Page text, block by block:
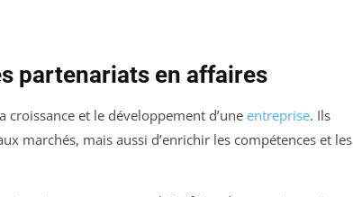
partenariats en affaires
et le développement d’une entreprise. Ils
marchés, mais aussi d’enrichir les compétences et les